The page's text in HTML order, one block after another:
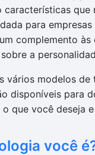
que
para
complemento às
a
vários modelos de
disponíveis para
que você deseja
você